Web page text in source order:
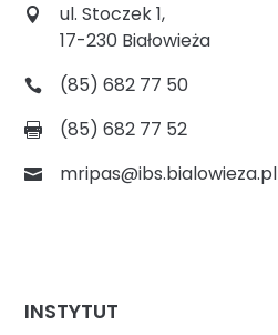
ul. Stoczek 1,
17-230 Białowieża
(85) 682 77 50
(85) 682 77 52
mripas@ibs.bialowieza.pl
INSTYTUT